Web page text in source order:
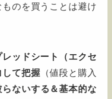
のを買うことは避け
ッドシート（エクセ
して把握 （値段と購入
ないする＆基本的な